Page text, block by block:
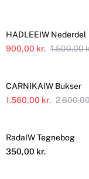
HADLEEIW Nederdel
900,00 kr. 1.500,00
Yderligere nedsat
CARNIKAIW Bukser
1.560,00 kr.
RadaIW Tegnebog
350,00 kr.